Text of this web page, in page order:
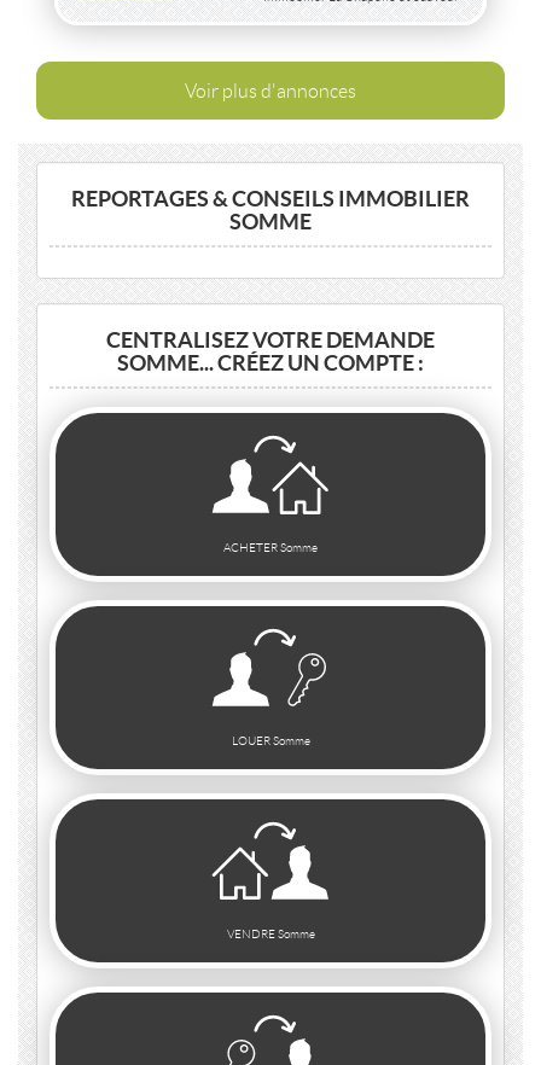
Voir plus d'annonces
REPORTAGES & CONSEILS IMMOBILIER
SOMME
CENTRALISEZ VOTRE DEMANDE
SOMME... CRÉEZ UN COMPTE :
ACHETER Somme
LOUER Somme
VENDRE Somme